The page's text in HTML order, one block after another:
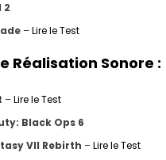
2
–Lire le Test
Réalisation Sonore :
–Lire le Test
Black Ops 6
VII Rebirth –Lire le Test